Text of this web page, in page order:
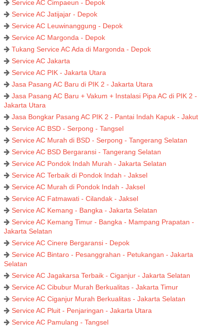
Service AC Cimpaeun - Depok
Service AC Jatijajar - Depok
Service AC Leuwinanggung - Depok
Service AC Margonda - Depok
Tukang Service AC Ada di Margonda - Depok
Service AC Jakarta
Service AC PIK - Jakarta Utara
Jasa Pasang AC Baru di PIK 2 - Jakarta Utara
Jasa Pasang AC Baru + Vakum + Instalasi Pipa AC di PIK 2 -
Jakarta Utara
Jasa Bongkar Pasang AC PIK 2 - Pantai Indah Kapuk - Jakut
Service AC BSD - Serpong - Tangsel
Service AC Murah di BSD - Serpong - Tangerang Selatan
Service AC BSD Bergaransi - Tangerang Selatan
Service AC Pondok Indah Murah - Jakarta Selatan
Service AC Terbaik di Pondok Indah - Jaksel
Service AC Murah di Pondok Indah - Jaksel
Service AC Fatmawati - Cilandak - Jaksel
Service AC Kemang - Bangka - Jakarta Selatan
Service AC Kemang Timur - Bangka - Mampang Prapatan -
Jakarta Selatan
Service AC Cinere Bergaransi - Depok
Service AC Bintaro - Pesanggrahan - Petukangan - Jakarta
Selatan
Service AC Jagakarsa Terbaik - Ciganjur - Jakarta Selatan
Service AC Cibubur Murah Berkualitas - Jakarta Timur
Service AC Ciganjur Murah Berkualitas - Jakarta Selatan
Service AC Pluit - Penjaringan - Jakarta Utara
Service AC Pamulang - Tangsel